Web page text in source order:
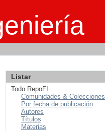
Listar
Todo RepoFI
Comunidades & Colecciones
Por fecha de publicación
Autores
Títulos
Materias